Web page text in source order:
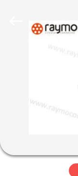
MOSTRA
CIRCA